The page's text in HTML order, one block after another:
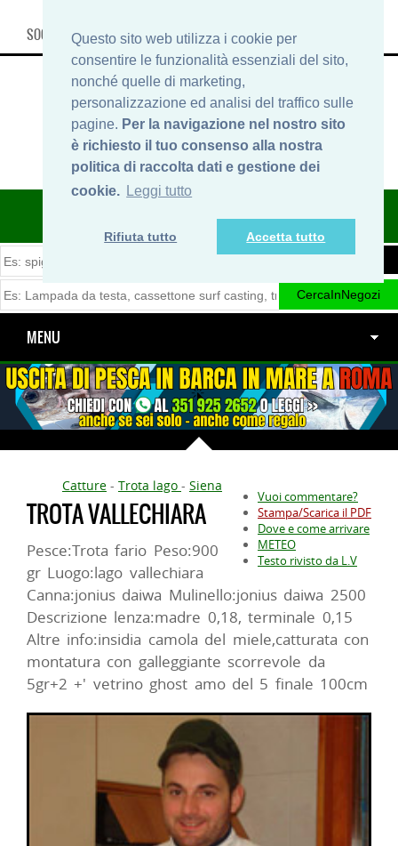
Questo sito web utilizza i cookie per
consentire le funzionalità essenziali del sito,
nonché quelle di marketing,
personalizzazione ed analisi del traffico sulle
pagine. Per la navigazione nel nostro sito
è richiesto il tuo consenso alla nostra
politica di raccolta dati e gestione dei
cookie. Leggi tutto
Rifiuta tutto Accetta tutto
SOCIAL, INFO & SHOP
ITINERARIDIPESCA.IT
MENU
Catture - Trota lago - Siena
Vuoi commentare?
Stampa/Scarica il PDF
Dove e come arrivare
METEO
Testo rivisto da L.V
TROTA VALLECHIARA
Pesce:Trota fario Peso:900
gr Luogo:lago vallechiara
Canna:jonius daiwa Mulinello:jonius daiwa 2500
Descrizione lenza:madre 0,18, terminale 0,15
Altre info:insidia camola del miele,catturata con
montatura con galleggiante scorrevole da
5gr+2 +' vetrino ghost amo del 5 finale 100cm